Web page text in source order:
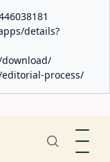
details?
process/